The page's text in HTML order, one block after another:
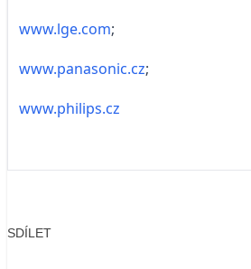
www.lge.com;
www.panasonic.cz;
www.philips.cz
SDÍLET